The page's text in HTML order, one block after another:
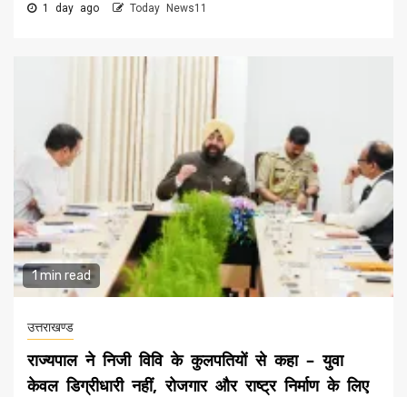
1 day ago Today News11
1 min read
उत्तराखण्ड
राज्यपाल ने निजी विवि के कुलपतियों से कहा – युवा
केवल डिग्रीधारी नहीं, रोजगार और राष्ट्र निर्माण के लिए